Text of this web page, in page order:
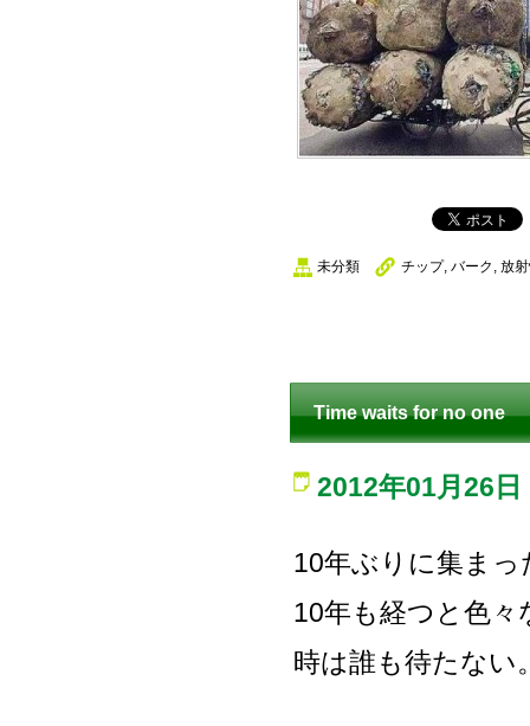
未分類 チップ, バーク , 放
Time waits for no one
2012年01月26日
10年ぶりに集まっ
10年も経つと色
時は誰も待たない